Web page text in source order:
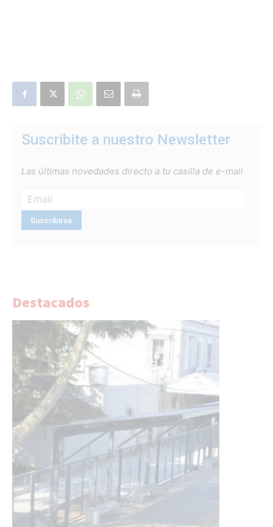
Suscribite a nuestro Newsletter
Las últimas novedades directo a tu casilla de e-mail
Destacados